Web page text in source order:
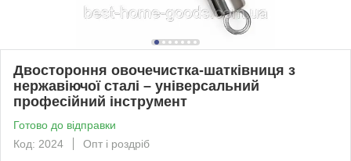
Двостороння овочечистка-шатківниця з
нержавіючої сталі – універсальний
професійний інструмент
Готово до відправки
Код: 2024
Опт і роздріб